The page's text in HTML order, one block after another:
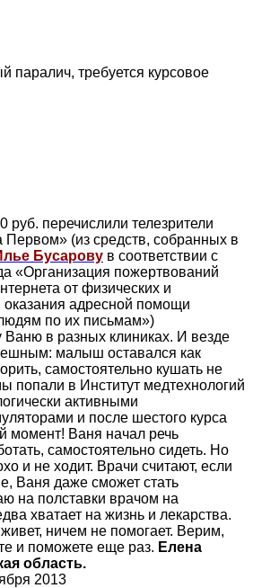
паралич, требуется курсовое
перечислили телезрители
Первом» (из средств, собранных в
Бусарову в соответствии с
«Организация пожертвований
от физических и
оказания адресной помощи
по их письмам»)
Ваню в разных клиниках. И везде
малыш оставался как
самостоятельно кушать не
попали в Институт медтехнологий
активными
и после шестого курса
момент! Ваня начал речь
самостоятельно сидеть. Но
и не ходит. Врачи считают, если
Ваня даже сможет стать
на полставки врачом на
хватает на жизнь и лекарства.
ничем не помогает. Верим,
и поможете еще раз. Елена
область.
2013